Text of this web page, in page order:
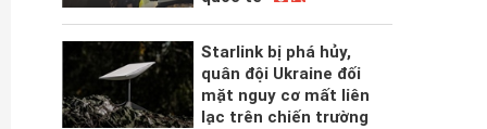
Starlink bị phá hủy,
quân đội Ukraine đối
mặt nguy cơ mất liên
lạc trên chiến trường